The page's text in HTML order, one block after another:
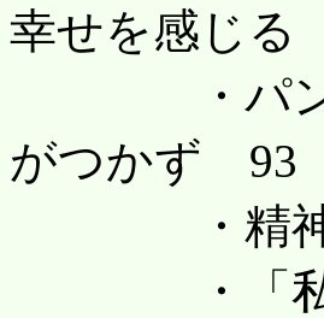
幸せを感じ
・パンが
がつかず 93
・精神病
・「私は